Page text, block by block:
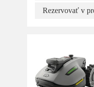
Rezervovať v